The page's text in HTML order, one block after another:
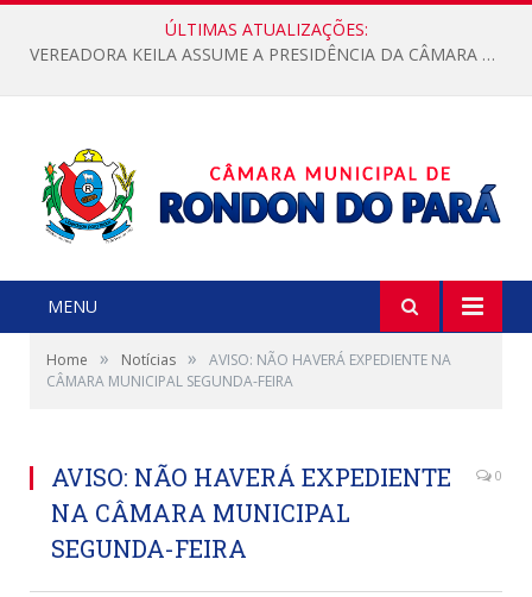
ÚLTIMAS ATUALIZAÇÕES:
VEREADORA KEILA ASSUME A PRESIDÊNCIA DA CÂMARA MUNICIPAL.
MENU
Home » Notícias »
AVISO: NÃO HAVERÁ EXPEDIENTE NA
CÂMARA MUNICIPAL SEGUNDA-FEIRA
AVISO: NÃO HAVERÁ EXPEDIENTE
NA CÂMARA MUNICIPAL
SEGUNDA-FEIRA
0